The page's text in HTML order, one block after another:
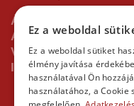
ÁSZF - Általános
Adatvédelmi és
Vásárlás előtti
Impresszum
Ez a weboldal
Ez a weboldal sütiket
élmény javítása
használatával Ön
használatához, a Cookie